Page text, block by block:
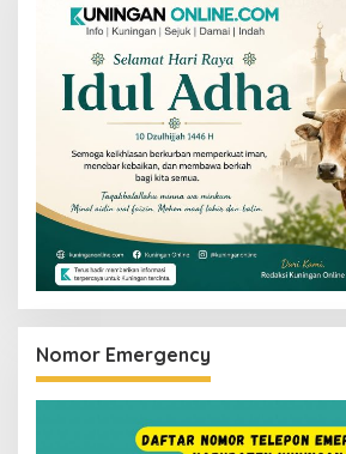
Nomor Emergency